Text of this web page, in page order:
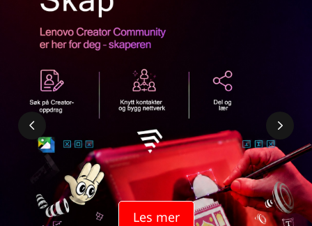
Les mer